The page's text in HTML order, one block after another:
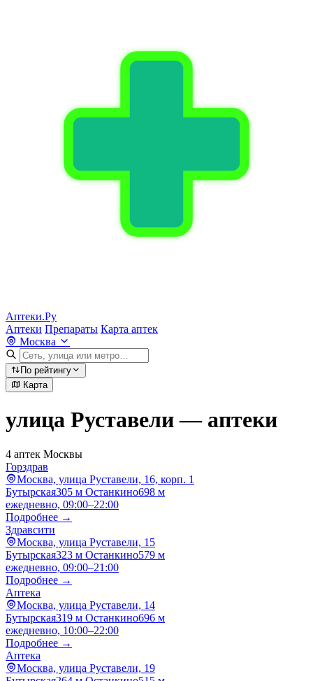
Аптеки.Ру
Аптеки Препараты Карта аптек
Москва
По рейтингу
Карта
улица Руставели — аптеки
4 аптек Москвы
Горздрав
Москва, улица Руставели, 16, корп. 1
Бутырская305 м Останкино698 м
ежедневно, 09:00–22:00
Подробнее →
Здравсити
Москва, улица Руставели, 15
Бутырская323 м Останкино579 м
ежедневно, 09:00–21:00
Подробнее →
Аптека
Москва, улица Руставели, 14
Бутырская319 м Останкино696 м
ежедневно, 10:00–22:00
Подробнее →
Аптека
Москва, улица Руставели, 19